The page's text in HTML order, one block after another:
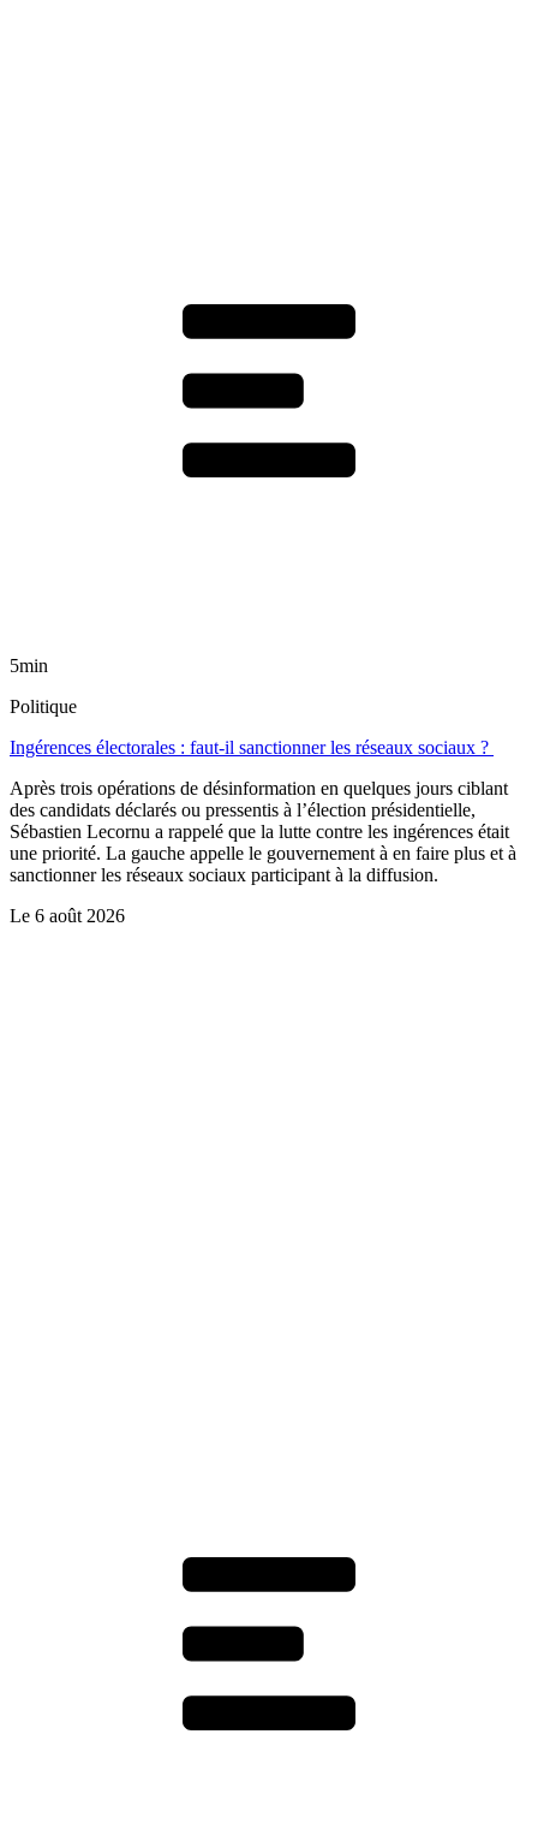
5min
Politique
Ingérences électorales : faut-il sanctionner les réseaux sociaux ?
Après trois opérations de désinformation en quelques jours ciblant
des candidats déclarés ou pressentis à l’élection présidentielle,
Sébastien Lecornu a rappelé que la lutte contre les ingérences était
une priorité. La gauche appelle le gouvernement à en faire plus et à
sanctionner les réseaux sociaux participant à la diffusion.
Le 6 août 2026